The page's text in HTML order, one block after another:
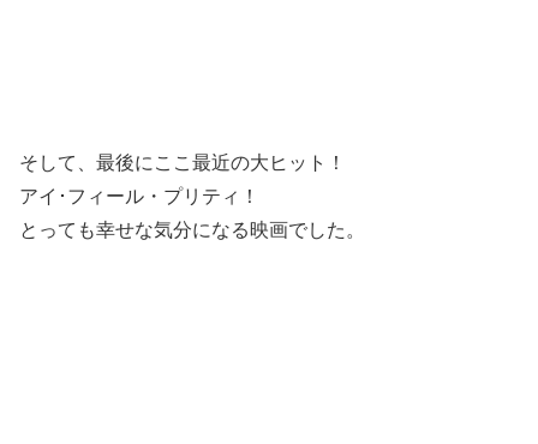
そして、最後にここ最近の大ヒット！
アイ･フィール・プリティ！
とっても幸せな気分になる映画でした。